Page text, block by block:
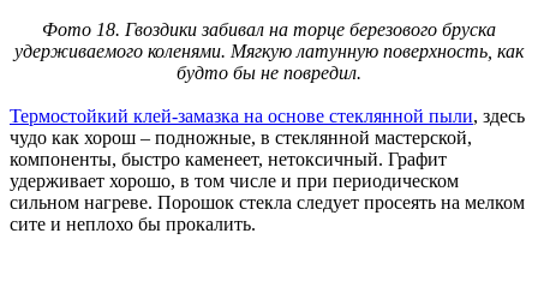
Фото 18. Гвоздики забивал на торце березового бруска
удерживаемого коленями. Мягкую латунную поверхность, как
будто бы не повредил.
Термостойкий клей-замазка на основе стеклянной пыли, здесь
чудо как хорош – подножные, в стеклянной мастерской,
компоненты, быстро каменеет, нетоксичный. Графит
удерживает хорошо, в том числе и при периодическом
сильном нагреве. Порошок стекла следует просеять на мелком
сите и неплохо бы прокалить.